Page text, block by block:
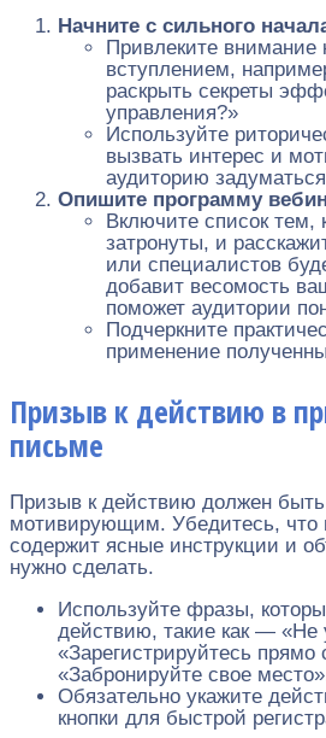
Начните с сильного
Привлеките внимание
вступлением,
раскрыть секреты
управления?»
Используйте
вызвать интерес и
аудиторию
Опишите программу
Включите список тем,
затронуты, и
или специалистов
добавит весомость
поможет аудитории
Подчеркните
применение
Призыв к действию в
письме
Призыв к действию должен
мотивирующим. Убедитесь,
содержит ясные инструкции и
нужно сделать.
Используйте фразы,
действию, такие как — «Не
«Зарегистрируйтесь прямо
«Забронируйте свое
Обязательно укажите
кнопки для быстрой